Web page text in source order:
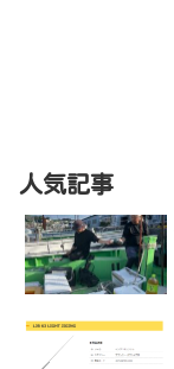
人気記事